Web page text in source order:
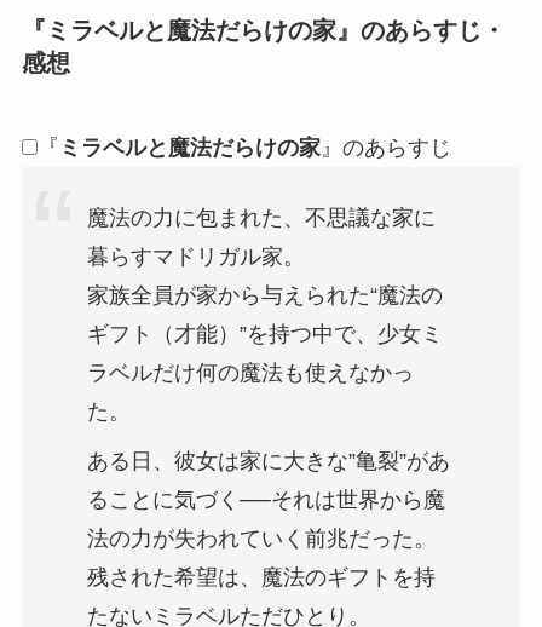
『ミラベルと魔法だらけの家』のあらすじ・
感想
『 ミラベルと魔法だらけの家』のあらすじ
魔法の力に包まれた、不思議な家に
暮らすマドリガル家。
家族全員が家から与えられた“魔法の
ギフト（才能）”を持つ中で、少女ミ
ラベルだけ何の魔法も使えなかっ
た。
ある日、彼女は家に大きな”亀裂”があ
ることに気づく──それは世界から魔
法の力が失われていく前兆だった。
残された希望は、魔法のギフトを持
たないミラベルただひとり。